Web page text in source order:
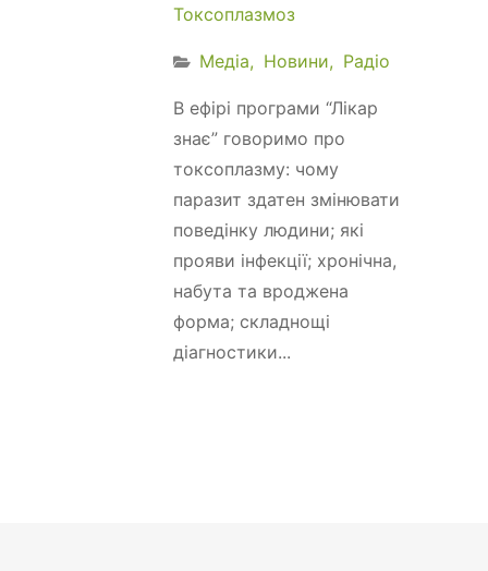
Токсоплазмоз
Медіа Новини Радіо
В ефірі програми “Лікар
знає” говоримо про
токсоплазму: чому
паразит здатен змінювати
поведінку людини; які
прояви інфекції; хронічна,
набута та вроджена
форма; складнощі
діагностики...